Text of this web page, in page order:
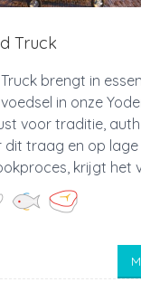
Truck
brengt in
in onze
voor traditie,
dit traag en op lage
krijgt het